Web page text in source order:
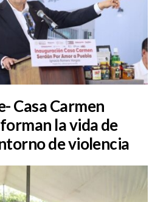
Casa Carmen
la vida de
de violencia